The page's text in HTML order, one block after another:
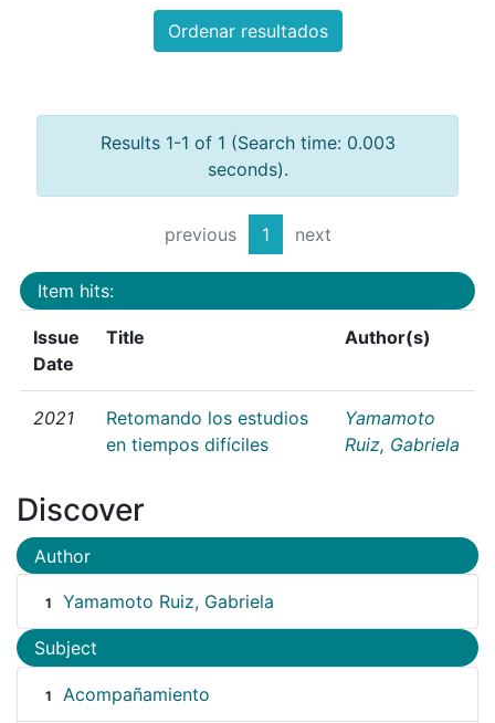
Ordenar resultados
Results 1-1 of 1 (Search time: 0.003
seconds).
previous 1 next
Item hits:
Issue
Date
Title Author(s)
2021
Retomando los estudios
en tiempos difíciles
Yamamoto
Ruiz, Gabriela
Discover
Author
1 Yamamoto Ruiz, Gabriela
Subject
1 Acompañamiento